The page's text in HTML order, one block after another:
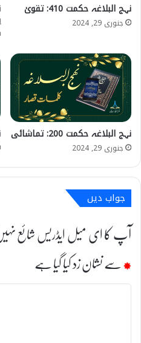
نہج البلاغہ حکمت 410: تقویٰ
جنوری 29, 2024
نہج البلاغہ حکمت 200: تماشائی
جنوری 29, 2024
جواب دیں
آپ کا ای میل ایڈریس شائع
*سے نشان زد کیا گیا ہے
ت